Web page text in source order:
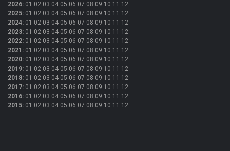
2026: 01 02 03 04 05 06 07 08 09 10 11 12
2025: 01 02 03 04 05 06 07 08 09 10 11 12
2024: 01 02 03 04 05 06 07 08 09 10 11 12
2023: 01 02 03 04 05 06 07 08 09 10 11 12
2022: 01 02 03 04 05 06 07 08 09 10 11 12
2021 : 01 02 03 04 05 06 07 08 09 10 11 12
2020: 01 02 03 04 05 06 07 08 09 10 11 12
2019: 01 02 03 04 05 06 07 08 09 10 11 12
2018: 01 02 03 04 05 06 07 08 09 10 11 12
2017: 01 02 03 04 05 06 07 08 09 10 11 12
2016: 01 02 03 04 05 06 07 08 09 10 11 12
2015: 01 02 03 04 05 06 07 08 09 10 11 12